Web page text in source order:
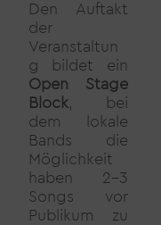
Den Auftakt
der
Veranstaltun
g bildet ein
Open Stage
Block, bei
dem lokale
Bands die
Möglichkeit
haben 2-3
Songs vor
Publikum zu